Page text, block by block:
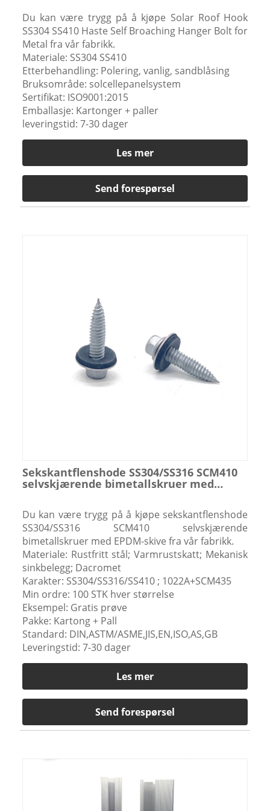
Du kan være trygg på å kjøpe Solar Roof Hook
SS304 SS410 Haste Self Broaching Hanger Bolt for
Metal fra vår fabrikk.
Materiale: SS304 SS410
Etterbehandling: Polering, vanlig, sandblåsing
Bruksområde: solcellepanelsystem
Sertifikat: ISO9001:2015
Emballasje: Kartonger + paller
leveringstid: 7-30 dager
Les mer
Send forespørsel
Sekskantflenshode SS304/SS316 SCM410
selvskjærende bimetallskruer med
Du kan være trygg på å kjøpe sekskantflenshode
SS304/SS316 SCM410 selvskjærende
bimetallskruer med EPDM-skive fra vår fabrikk.
Materiale: Rustfritt stål; Varmrustskatt; Mekanisk
sinkbelegg; Dacromet
Karakter: SS304/SS316/SS410 ; 1022A+SCM435
Min ordre: 100 STK hver størrelse
Eksempel: Gratis prøve
Pakke: Kartong + Pall
Standard: DIN,ASTM/ASME,JIS,EN,ISO,AS,GB
Leveringstid: 7-30 dager
Les mer
Send forespørsel